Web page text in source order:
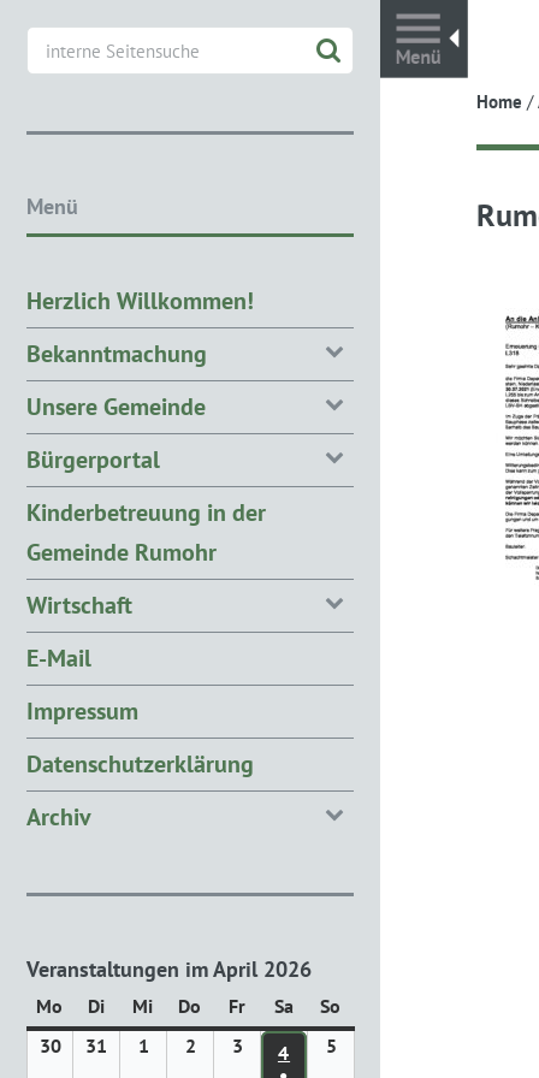
Home /
Menü
Herzlich Willkommen!
Bekanntmachung
Unsere Gemeinde
Bürgerportal
Kinderbetreuung in der
Gemeinde Rumohr
Wirtschaft
E-Mail
Impressum
Datenschutzerklärung
Archiv
Veranstaltungen im April 2026
Mo Montag
DiDienstag
Mi Mittwoch
Do Donnerstag
FrFreitag
Sa Samstag
So
3030.31 1 2 3 4 4. APRIL 2026
5